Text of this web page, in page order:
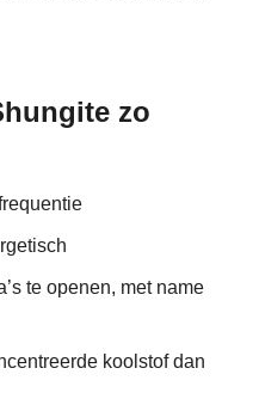
zo
te openen, met name
koolstof dan